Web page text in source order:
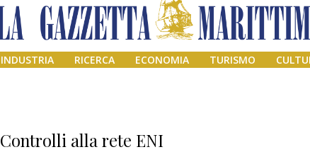
INDUSTRIA RICERCA ECONOMIA TURISMO
Controlli alla rete ENI